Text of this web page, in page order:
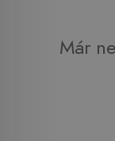
Már